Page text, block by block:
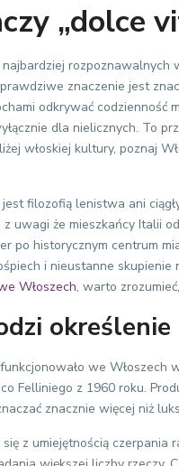
„dolce
prawdziwe znaczenie jest
odkrywać
dla nielicznych. To
włoskiej kultury, poznaj
filozofią lenistwa ani
uwagi że mieszkańcy Italii
po historycznym centrum
i nieustanne
Włoszech, warto
określenie
we
Felliniego z 1960 roku.
znacznie więcej niż
z umiejętnością czerpania